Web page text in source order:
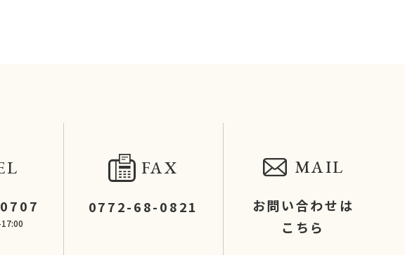
FAX
0772-68-0821
MAIL
お問い合わせは
こちら